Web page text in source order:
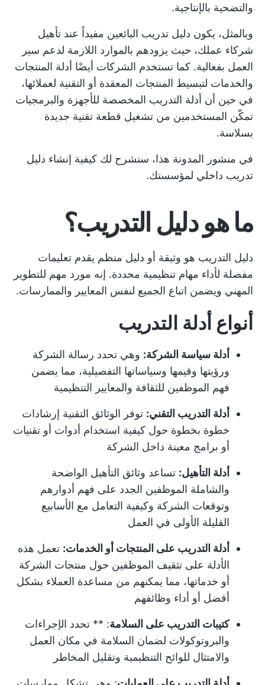
والتضحية بالإنتاجية.
وبالمثل، يكون دليل تدريب البائعين مفيداً عند تأهيل
شركاء عملك، حيث يزودهم بالموارد اللازمة لدعم سير
العمل بفعالية. كما تستخدم الشركات أيضًا أدلة المنتجات
والخدمات لتبسيط المنتجات المعقدة أو التقنية لعملائها،
في حين أن أدلة التدريب المخصصة للأجهزة والبرمجيات
تمكّن المستخدمين من تشغيل قطعة تقنية جديدة
بسلاسة.
في منشور المدونة هذا، سنشرح لك كيفية إنشاء دليل
تدريب داخلي لمؤسستك.
ما هو دليل التدريب؟
دليل التدريب هو وثيقة أو دليل منظم يقدم تعليمات
مفصلة لأداء مهام تنظيمية محددة. إنه مورد مهم للتطوير
المهني ويضمن اتباع الجميع لنفس المعايير والممارسات.
أنواع أدلة التدريب
أدلة سياسة الشركة: وهي تحدد رسالة الشركة
ورؤيتها وقيمها وسياساتها التفصيلية، مما يضمن
فهم الموظفين للثقافة والمعايير التنظيمية
أدلة التدريب التقني: توفر الوثائق التقنية إرشادات
خطوة بخطوة حول كيفية استخدام أدوات أو تقنيات
أو برامج معينة داخل الشركة
أدلة التأهيل: تساعد وثائق التأهيل الواضحة
والشاملة الموظفين الجدد على فهم أدوارهم
وتوقعات الشركة وكيفية التعامل مع الأسابيع
القليلة الأولى في العمل
أدلة التدريب على المنتجات أو الخدمات: تعمل هذه
الأدلة على تثقيف الموظفين حول منتجات الشركة
أو خدماتها، مما يمكنهم من مساعدة العملاء بشكل
أفضل أو أداء وظائفهم
كتيبات التدريب على السلامة: ** تحدد الإجراءات
والبروتوكولات لضمان السلامة في مكان العمل
والامتثال للوائح التنظيمية وتقليل المخاطر